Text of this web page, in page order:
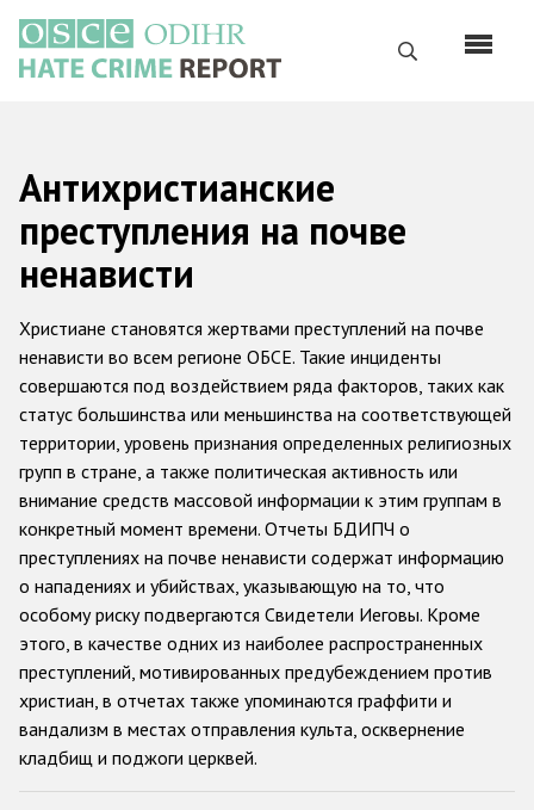
основному
содержанию
Поиск
Русский
Main
navigation
Главная
Наш мандат
Наша методология
Карта сайта
Часто задаваемые вопросы
Данные о преступлениях на почве ненависти
Racist and xenophobic hate crime
Anti-Roma hate crime
Anti-Semitic hate crime
Anti-Muslim hate crime
Anti-Christian hate crime
Other hate crime based on religion or belief
Антихристианские
преступления на почве
ненависти
Христиане становятся жертвами преступлений на почве
ненависти во всем регионе ОБСЕ. Такие инциденты
совершаются под воздействием ряда факторов, таких как
статус большинства или меньшинства на соответствующей
территории, уровень признания определенных религиозных
групп в стране, а также политическая активность или
внимание средств массовой информации к этим группам в
конкретный момент времени. Отчеты БДИПЧ о
преступлениях на почве ненависти содержат информацию
о нападениях и убийствах, указывающую на то, что
особому риску подвергаются Свидетели Иеговы. Кроме
этого, в качестве одних из наиболее распространенных
преступлений, мотивированных предубеждением против
христиан, в отчетах также упоминаются граффити и
вандализм в местах отправления культа, осквернение
кладбищ и поджоги церквей.